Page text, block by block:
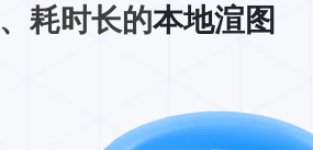
、耗时长的本地渲图